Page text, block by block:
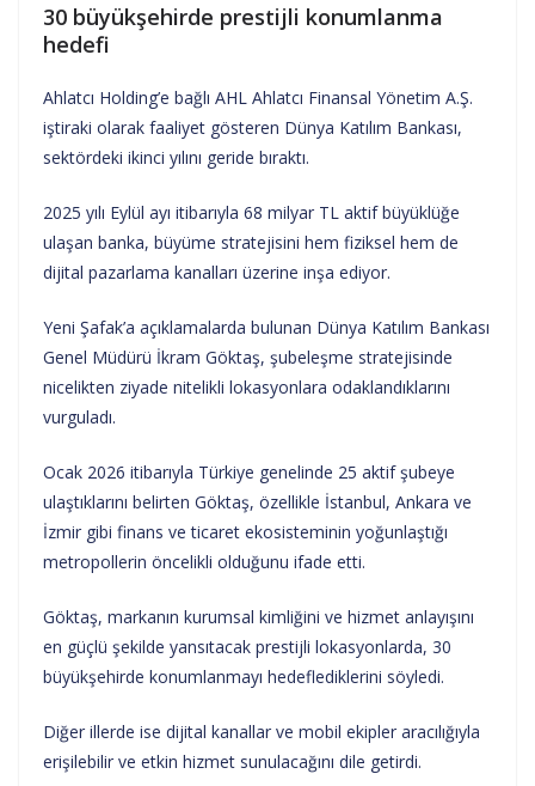
30 büyükşehirde prestijli konumlanma
hedefi
Ahlatcı Holding’e bağlı AHL Ahlatcı Finansal Yönetim A.Ş.
iştiraki olarak faaliyet gösteren Dünya Katılım Bankası,
sektördeki ikinci yılını geride bıraktı.
2025 yılı Eylül ayı itibarıyla 68 milyar TL aktif büyüklüğe
ulaşan banka, büyüme stratejisini hem fiziksel hem de
dijital pazarlama kanalları üzerine inşa ediyor.
Yeni Şafak’a açıklamalarda bulunan Dünya Katılım Bankası
Genel Müdürü İkram Göktaş, şubeleşme stratejisinde
nicelikten ziyade nitelikli lokasyonlara odaklandıklarını
vurguladı.
Ocak 2026 itibarıyla Türkiye genelinde 25 aktif şubeye
ulaştıklarını belirten Göktaş, özellikle İstanbul, Ankara ve
İzmir gibi finans ve ticaret ekosisteminin yoğunlaştığı
metropollerin öncelikli olduğunu ifade etti.
Göktaş, markanın kurumsal kimliğini ve hizmet anlayışını
en güçlü şekilde yansıtacak prestijli lokasyonlarda, 30
büyükşehirde konumlanmayı hedeflediklerini söyledi.
Diğer illerde ise dijital kanallar ve mobil ekipler aracılığıyla
erişilebilir ve etkin hizmet sunulacağını dile getirdi.